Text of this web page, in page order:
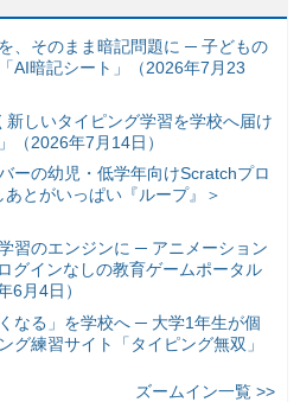
、そのまま暗記問題に ─ 子どもの
AI暗記シート」（2026年7月23
新しいタイピング学習を学校へ届け
（2026年7月14日）
ーの幼児・低学年向けScratchプロ
とがいっぱい『ループ』＞
習のエンジンに ─ アニメーション
グインなしの教育ゲームポータル
6月4日）
なる」を学校へ ─ 大学1年生が個
グ練習サイト「タイピング無双」
ズームイン一覧 >>